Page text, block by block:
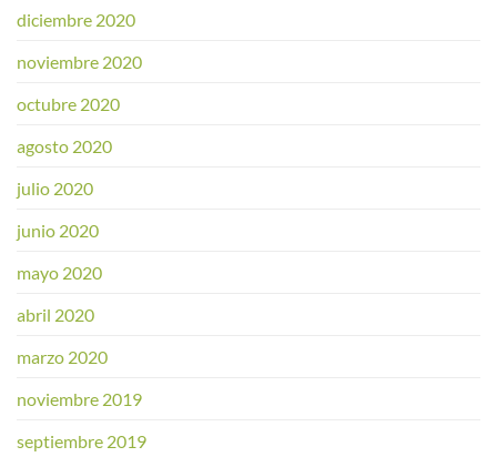
diciembre 2020
noviembre 2020
octubre 2020
agosto 2020
julio 2020
junio 2020
mayo 2020
abril 2020
marzo 2020
noviembre 2019
septiembre 2019